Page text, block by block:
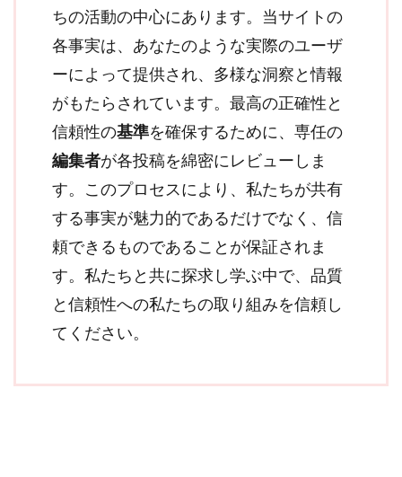
ちの活動の中心にあります。当サイトの
各事実は、あなたのような実際のユーザ
ーによって提供され、多様な洞察と情報
がもたらされています。最高の正確性と
信頼性の基準を確保するために、専任の
編集者が各投稿を綿密にレビューしま
す。このプロセスにより、私たちが共有
する事実が魅力的であるだけでなく、信
頼できるものであることが保証されま
す。私たちと共に探求し学ぶ中で、品質
と信頼性への私たちの取り組みを信頼し
てください。